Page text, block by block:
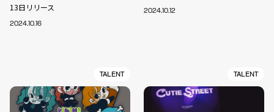
13日リリース
2024.10.16
2024.10.12
TALENT TALENT